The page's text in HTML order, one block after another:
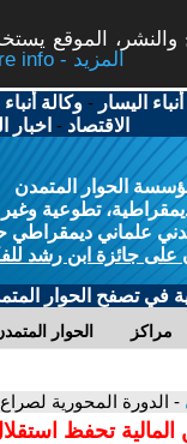
الموقع
More info - المزيد
اليسار -وكالة أنباء
الاقتصاد - اخبار
الحوار المتمدن
تطوعية
علماني ديمقراطي
على جائزة ابن رشد
في تصفح الحوار
الحوار مراكز
- الدورة المحورية
المالية تحفظ